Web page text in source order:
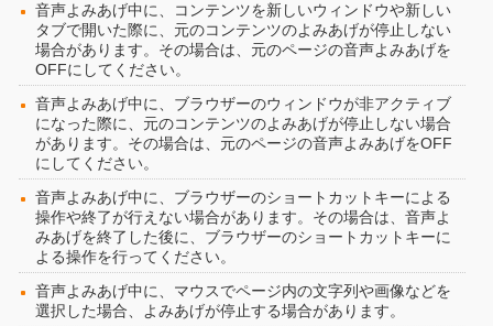
音声よみあげ中に、コンテンツを新しいウィンドウや新しい
タブで開いた際に、元のコンテンツのよみあげが停止しない
場合があります。その場合は、元のページの音声よみあげを
OFFにしてください。
音声よみあげ中に、ブラウザーのウィンドウが非アクティブ
になった際に、元のコンテンツのよみあげが停止しない場合
があります。その場合は、元のページの音声よみあげをOFF
にしてください。
音声よみあげ中に、ブラウザーのショートカットキーによる
操作や終了が行えない場合があります。その場合は、音声よ
みあげを終了した後に、ブラウザーのショートカットキーに
よる操作を行ってください。
音声よみあげ中に、マウスでページ内の文字列や画像などを
選択した場合、よみあげが停止する場合があります。